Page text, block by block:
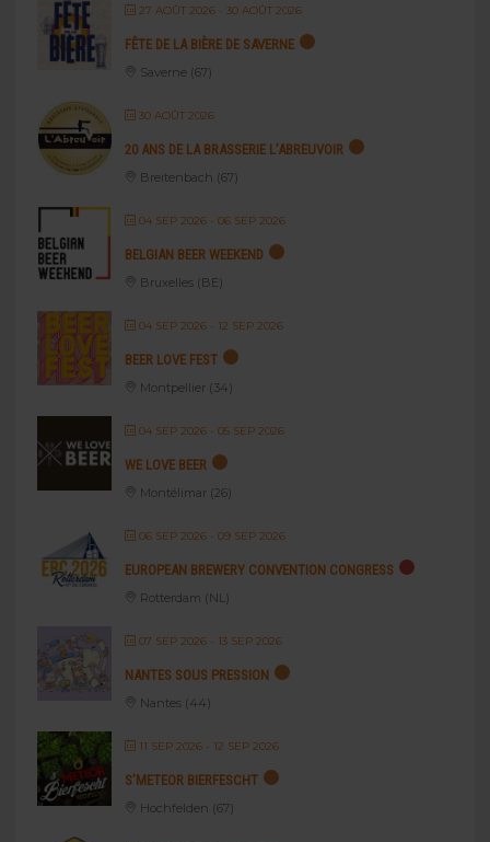
27 AOÛT 2026- 30 AOÛT 2026
FÊTE DE LA BIÈRE DE SAVERNE
Saverne (67)
30 AOÛT 2026
20 ANS DE LA BRASSERIE L’ABREUVOIR
Breitenbach (67)
04 SEP 2026- 06 SEP 2026
BELGIAN BEER WEEKEND
Bruxelles (BE)
04 SEP 2026- 12 SEP 2026
BEER LOVE FEST
Montpellier (34)
04 SEP 2026- 05 SEP 2026
WE LOVE BEER
Montélimar (26)
06 SEP 2026- 09 SEP 2026
EUROPEAN BREWERY CONVENTION CONGRESS
Rotterdam (NL)
07 SEP 2026- 13 SEP 2026
NANTES SOUS PRESSION
Nantes (44)
11 SEP 2026- 12 SEP 2026
S’METEOR BIERFESCHT
Hochfelden (67)